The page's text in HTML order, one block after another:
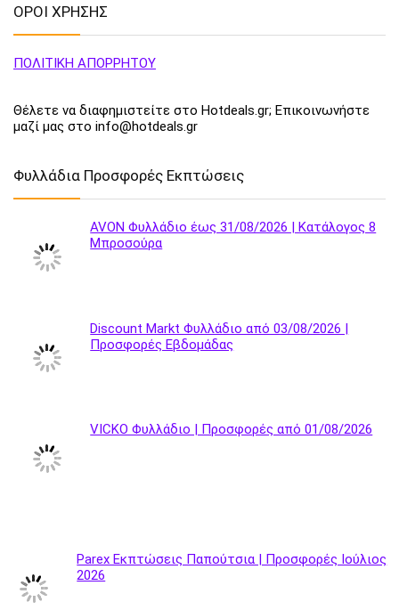
ΟΡΟΙ ΧΡΗΣΗΣ
ΠΟΛΙΤΙΚΗ ΑΠΟΡΡΗΤΟΥ
Θέλετε να διαφημιστείτε στο Hotdeals.gr; Επικοινωνήστε
μαζί μας στο info@hotdeals.gr
Φυλλάδια Προσφορές Εκπτώσεις
AVON Φυλλάδιο έως 31/08/2026 | Κατάλογος 8
Μπροσούρα
Discount Markt Φυλλάδιο από 03/08/2026 |
Προσφορές Εβδομάδας
VICKO Φυλλάδιο | Προσφορές από 01/08/2026
Parex Εκπτώσεις Παπούτσια | Προσφορές Ιούλιος
2026